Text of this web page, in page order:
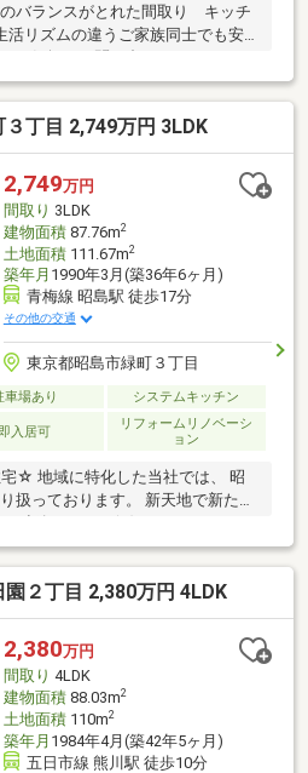
バランスがとれた間取り キッチ
リズムの違うご家族同士でも安心
気軽にお問い合わせください
丁目 2,749万円 3LDK
2,749万円
間取り 3LDK
建物面積87.76m2
土地面積111.67m2
築年月 1990年3月(築36年6ヶ月)
青梅線 昭島駅 徒歩17分
その他の交通
東京都昭島市緑町３丁目
車場あり システムキッチン
即入居可
リフォームリノベーシ
ョン
宅☆ 地域に特化した当社では、 昭
扱っております。 新天地で新たな
２丁目 2,380万円 4LDK
2,380万円
間取り 4LDK
建物面積88.03m2
土地面積110m2
築年月 1984年4月(築42年5ヶ月)
五日市線 熊川駅 徒歩10分